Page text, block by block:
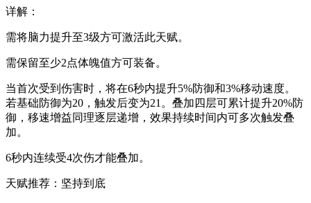
详解：
需将脑力提升至3级方可激活此天赋。
需保留至少2点体魄值方可装备。
当首次受到伤害时，将在6秒内提升5%防御和3%移动速度。
若基础防御为20，触发后变为21。叠加四层可累计提升20%防
御，移速增益同理逐层递增，效果持续时间内可多次触发叠
加。
6秒内连续受4次伤才能叠加。
天赋推荐：坚持到底